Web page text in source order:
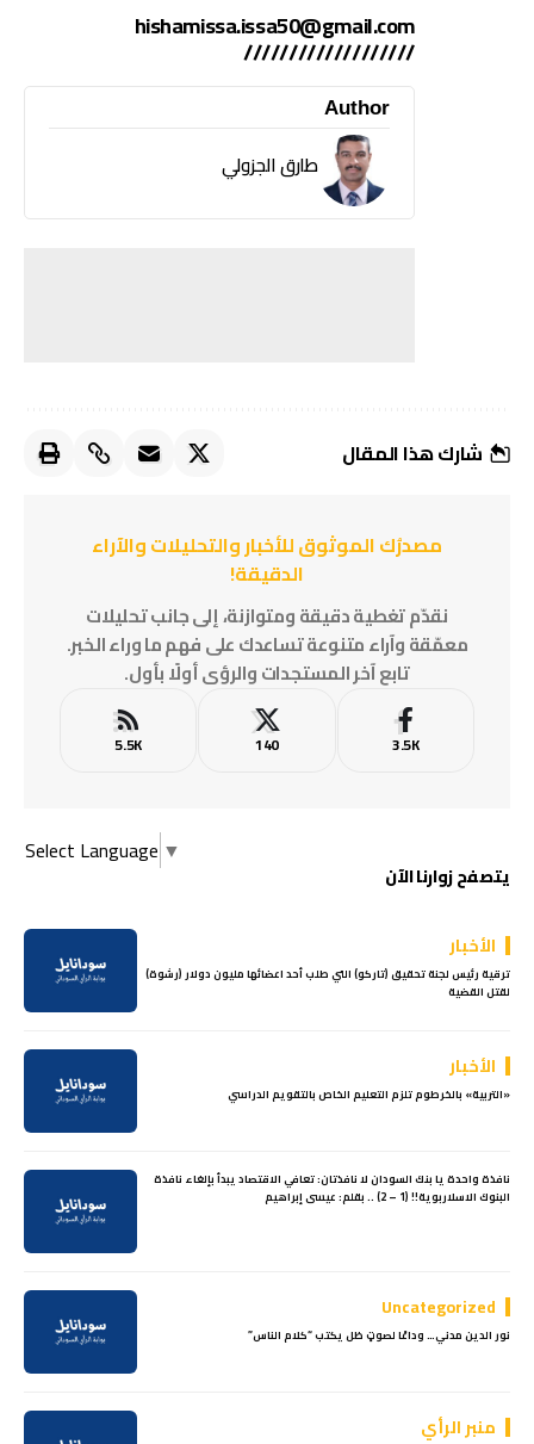
hishamissa.issa50@gmail.com
///////////////////
Author
طارق الجزولي
شارك هذا المقال
مصدرُك الموثوق للأخبار والتحليلات والآراء
الدقيقة!
نقدّم تغطية دقيقة ومتوازنة، إلى جانب تحليلات
معمّقة وآراء متنوعة تساعدك على فهم ما وراء الخبر.
تابع آخر المستجدات والرؤى أولًا بأول.
3.5K
140
5.5K
Select Language ▼
يتصفح زوارنا الآن
الأخبار
ترقية رئيس لجنة تحقيق (تاركو) التي طلب أحد اعضائها مليون دولار (رشوة)
لقتل القضية
الأخبار
«التربية» بالخرطوم تلزم التعليم الخاص بالتقويم الدراسي
نافذة واحدة يا بنك السودان لا نافذتان: تعافي الاقتصاد يبدأ بإلغاء نافذة
البنوك الاسلاربوية!! (1 – 2) .. بقلم: عيسى إبراهيم
Uncategorized
نور الدين مدني… وداعًا لصوتٍ ظل يكتب “كلام الناس”
منبر الرأي